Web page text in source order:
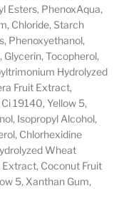
Esters, PhenoxAqua,
Chloride, Starch
Phenoxyethanol,
Tocopherol,
Hydrolyzed
Fruit Extract,
19140, Yellow 5,
Isopropyl Alcohol,
Chlorhexidine
Wheat
Coconut Fruit
5, Xanthan Gum,